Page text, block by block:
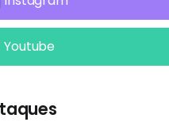
Youtube